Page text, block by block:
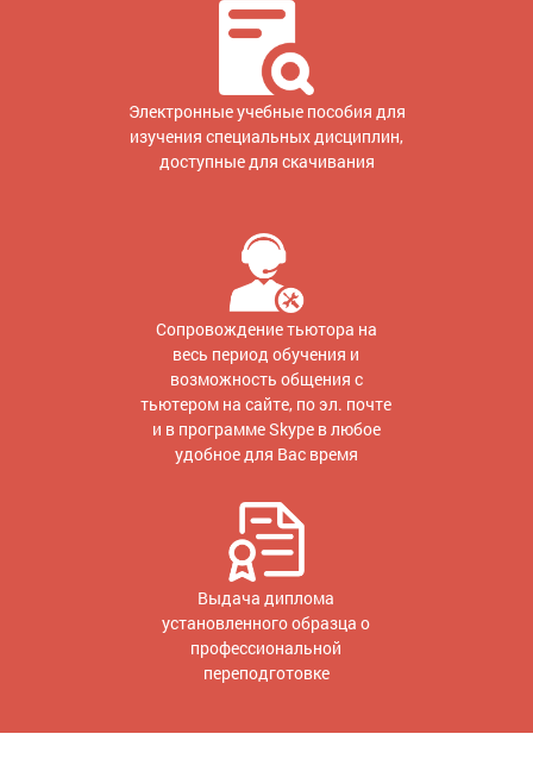
Электронные учебные пособия для
изучения специальных дисциплин,
доступные для скачивания
Сопровождение тьютора на
весь период обучения и
возможность общения с
тьютером на сайте, по эл. почте
и в программе Skype в любое
удобное для Вас время
Выдача диплома
установленного образца о
профессиональной
переподготовке